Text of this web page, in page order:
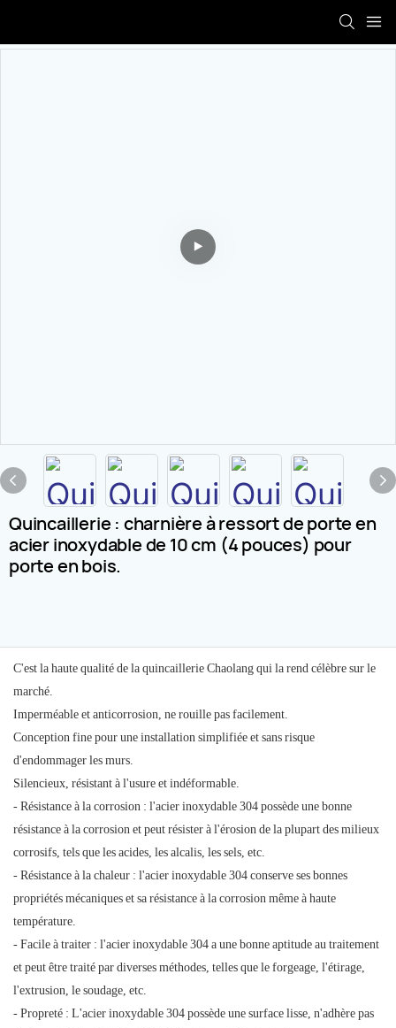
Quincaillerie : charnière à ressort de porte en
acier inoxydable de 10 cm (4 pouces) pour
porte en bois.
C'est la haute qualité de la quincaillerie Chaolang qui la rend célèbre sur le
marché.
Imperméable et anticorrosion, ne rouille pas facilement.
Conception fine pour une installation simplifiée et sans risque
d'endommager les murs.
Silencieux, résistant à l'usure et indéformable.
- Résistance à la corrosion : l'acier inoxydable 304 possède une bonne
résistance à la corrosion et peut résister à l'érosion de la plupart des milieux
corrosifs, tels que les acides, les alcalis, les sels, etc.
- Résistance à la chaleur : l'acier inoxydable 304 conserve ses bonnes
propriétés mécaniques et sa résistance à la corrosion même à haute
température.
- Facile à traiter : l'acier inoxydable 304 a une bonne aptitude au traitement
et peut être traité par diverses méthodes, telles que le forgeage, l'étirage,
l'extrusion, le soudage, etc.
- Propreté : L'acier inoxydable 304 possède une surface lisse, n'adhère pas